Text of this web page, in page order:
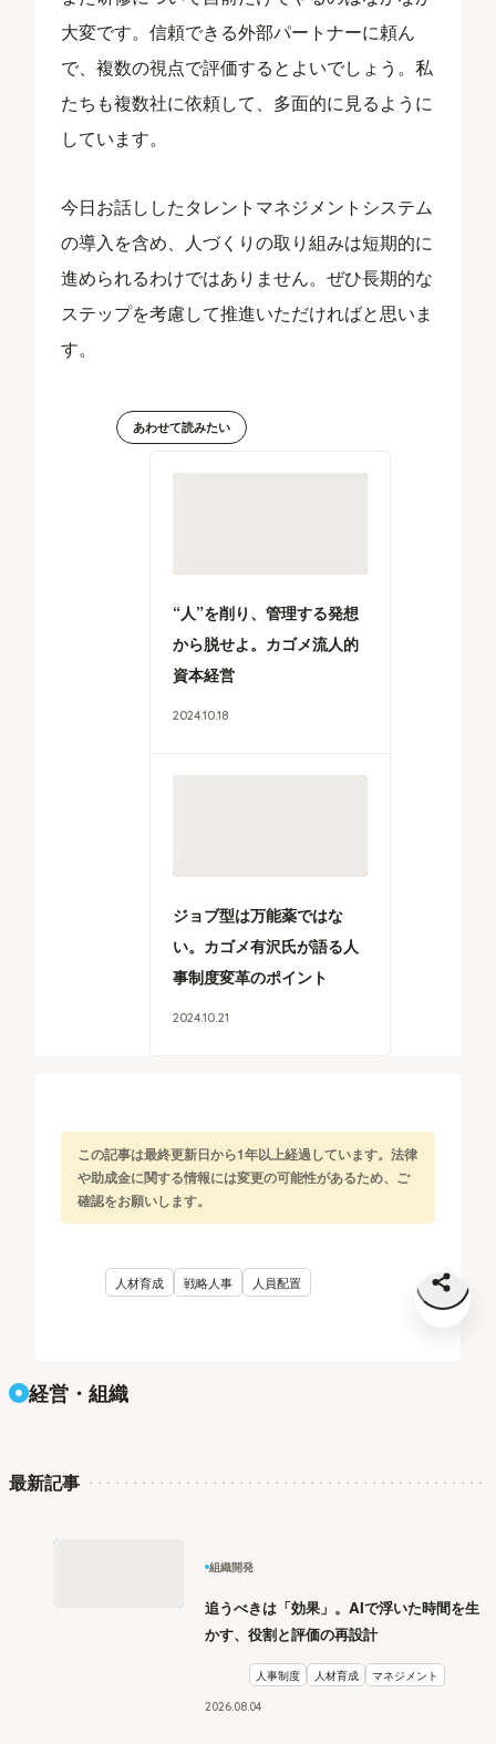
大変です。信頼できる外部パートナーに頼ん
で、複数の視点で評価するとよいでしょう。私
たちも複数社に依頼して、多面的に見るように
しています。
今日お話ししたタレントマネジメントシステム
の導入を含め、人づくりの取り組みは短期的に
進められるわけではありません。ぜひ長期的な
ステップを考慮して推進いただければと思いま
す。
あわせて読みたい
“人”を削り、管理する発想
から脱せよ。カゴメ流人的
資本経営
2024.10.18
ジョブ型は万能薬ではな
い。カゴメ有沢氏が語る人
事制度変革のポイント
2024.10.21
この記事は最終更新日から1年以上経過しています。法律
や助成金に関する情報には変更の可能性があるため、ご
確認をお願いします。
人材育成 戦略人事 人員配置
経営・組織
最新記事
組織開発
追うべきは「効果」。AIで浮いた時間を生
かす、役割と評価の再設計
人事制度 人材育成 マネジメント
2026.08 04